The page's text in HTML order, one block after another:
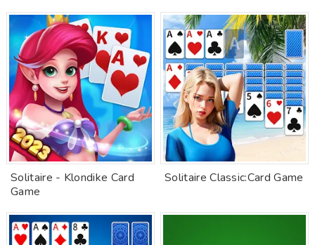
Solitaire - Klondike Card
Game
Solitaire Classic:Card Game